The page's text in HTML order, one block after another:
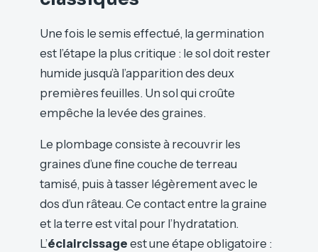
Une fois le semis effectué, la germination
est l’étape la plus critique : le sol doit rester
humide jusqu’à l’apparition des deux
premières feuilles. Un sol qui croûte
empêche la levée des graines.
Le plombage consiste à recouvrir les
graines d’une fine couche de terreau
tamisé, puis à tasser légèrement avec le
dos d’un râteau. Ce contact entre la graine
et la terre est vital pour l’hydratation.
L’éclaircissage est une étape obligatoire :